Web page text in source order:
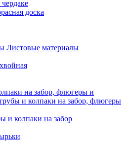
доска
Листовые материалы
на забор, флюгеры и
и колпаки на забор, флюгеры
и колпаки на забор